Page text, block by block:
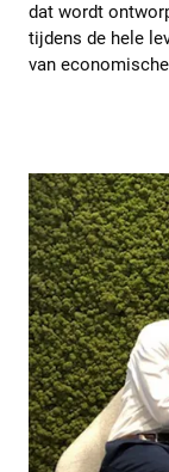
dat wordt
tijdens de hele
van